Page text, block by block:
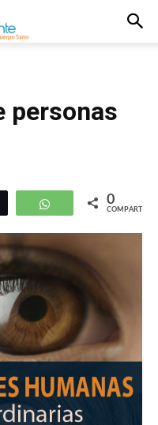
personas
WhatsApp
0
COMPARTIR